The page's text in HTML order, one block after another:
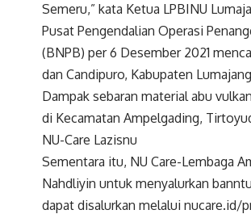
Semeru,” kata Ketua LPBINU
Pusat Pengendalian Operasi
(BNPB) per 6 Desember 2021
dan Candipuro, Kabupaten
Dampak sebaran material abu
di Kecamatan Ampelgading,
NU-Care Lazisnu
Sementara itu, NU Care-Lembaga
Nahdliyin untuk menyalurkan
dapat disalurkan melalui nucare.id/